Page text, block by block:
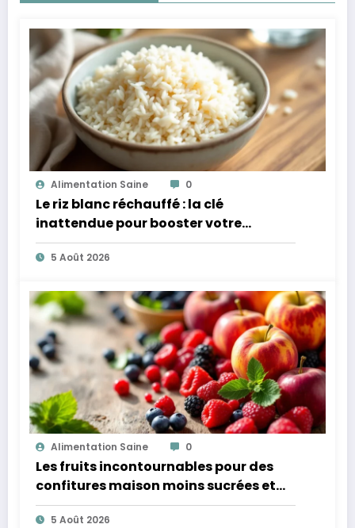
Alimentation Saine 0
Le riz blanc réchauffé : la clé
inattendue pour booster votre
microbiote
5 Août 2026
Alimentation Saine 0
Les fruits incontournables pour des
confitures maison moins sucrées et
plus légères
5 Août 2026